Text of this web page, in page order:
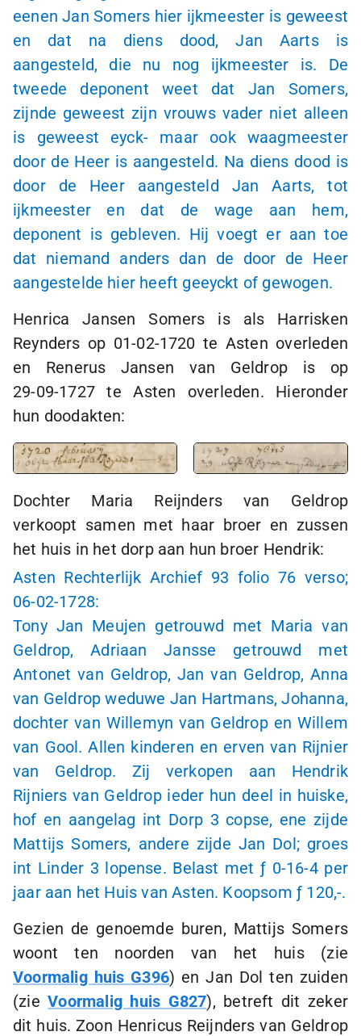
eenen Jan Somers hier ijkmeester is geweest
en dat na diens dood, Jan Aarts is
aangesteld, die nu nog ijkmeester is. De
tweede deponent weet dat Jan Somers,
zijnde geweest zijn vrouws vader niet alleen
is geweest eyck- maar ook waagmeester
door de Heer is aangesteld. Na diens dood is
door de Heer aangesteld Jan Aarts, tot
ijkmeester en dat de wage aan hem,
deponent is gebleven. Hij voegt er aan toe
dat niemand anders dan de door de Heer
aangestelde hier heeft geeyckt of gewogen.
Henrica Jansen Somers is als Harrisken
Reynders op 01-02-1720 te Asten overleden
en Renerus Jansen van Geldrop is op
29-09-1727te Asten overleden. Hieronder
hun doodakten:
Dochter Maria Reijnders van Geldrop
verkoopt samen met haar broer en zussen
het huis in het dorp aan hun broer Hendrik:
Asten Rechterlijk Archief 93 folio 76 verso;
06-02-1728:
Tony Jan Meujen getrouwd met Maria van
Geldrop, Adriaan Jansse getrouwd met
Antonet van Geldrop, Jan van Geldrop, Anna
van Geldrop weduwe Jan Hartmans, Johanna,
dochter van Willemyn van Geldrop en Willem
van Gool. Allen kinderen en erven van Rijnier
van Geldrop. Zij verkopen aan Hendrik
Rijniers van Geldrop ieder hun deel in huiske,
hof en aangelag int Dorp 3 copse, ene zijde
Mattijs Somers, andere zijde Jan Dol; groes
int Linder 3 lopense. Belast metƒ 0-16-4per
jaar aan het Huis van Asten. Koopsom ƒ 120,-.
Gezien de genoemde buren, Mattijs Somers
woont ten noorden van het huis (zie
Voormalig huis G396) en Jan Dol ten zuiden
(zieVoormalig huis G827), betreft dit zeker
dit huis. Zoon Henricus Reijnders van Geldrop